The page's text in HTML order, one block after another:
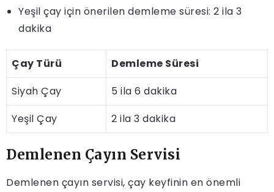
Yeşil çay için önerilen demleme süresi: 2 ila 3
dakika
Çay Türü
Demleme Süresi
Siyah Çay
5 ila 6 dakika
Yeşil Çay
2 ila 3 dakika
Demlenen Çayın Servisi
Demlenen çayın servisi, çay keyfinin en önemli